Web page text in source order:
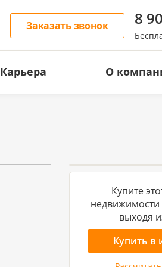
Заказать звонок 8
Карьера О
Купите
недвижимости
выходя
Купить в